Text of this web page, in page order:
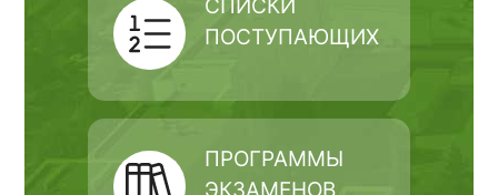
СПИСКИ
ПОСТУПАЮЩИХ
ПРОГРАММЫ